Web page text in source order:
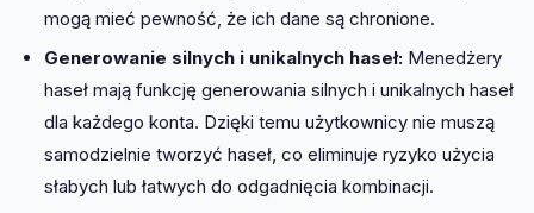
mogą mieć pewność, że ich dane są chronione.
Generowanie silnych i unikalnych haseł:Menedżery
haseł mają funkcję generowania silnych i unikalnych haseł
dla każdego konta. Dzięki temu użytkownicy nie muszą
samodzielnie tworzyć haseł, co eliminuje ryzyko użycia
słabych lub łatwych do odgadnięcia kombinacji.